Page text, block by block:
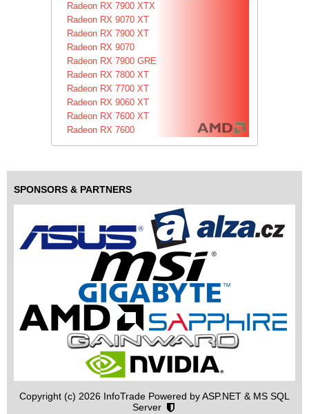
Radeon RX 7900 XTX
Radeon RX 9070 XT
Radeon RX 7900 XT
Radeon RX 9070
Radeon RX 7900 GRE
Radeon RX 7800 XT
Radeon RX 7700 XT
Radeon RX 9060 XT
Radeon RX 7600 XT
Radeon RX 7600
SPONSORS & PARTNERS
Copyright (c) 2026 InfoTrade Powered by ASP.NET & MS SQL
Server